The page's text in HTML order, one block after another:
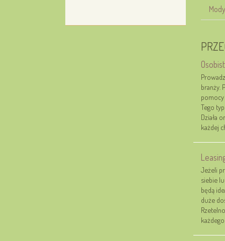
branży.
Tego
Działa
każdej
Jeżeli
siebie
będą
duże